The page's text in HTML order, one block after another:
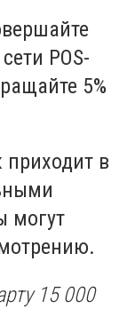
POS-
5%
приходит в
могут
15 000